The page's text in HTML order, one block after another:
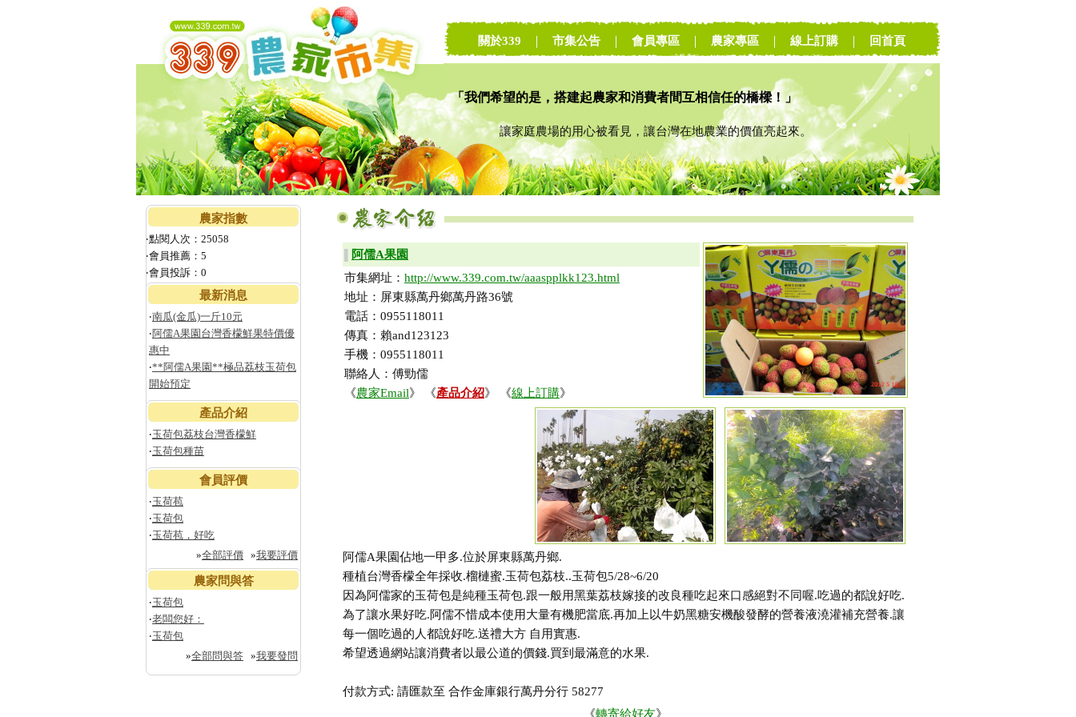
「我們希望的是，搭建起農家和消費者間互相信任的橋樑！」
讓家庭農場的用心被看見，讓台灣在地農業的價值亮起來。
關於339 市集公告 會員專區 農家專區 線上訂購 回首頁
農家指數
‧點閱人次：25058
‧會員推薦：5
‧會員投訴：0
最新消息
‧南瓜(金瓜)一斤10元
‧阿儒A果園台灣香檬鮮果特價優
惠中
‧**阿儒A果園**極品荔枝玉荷包
開始預定
產品介紹
‧玉荷包荔枝台灣香檬鮮
‧玉荷包種苗
會員評價
‧玉荷苞
‧玉荷包
‧玉荷苞，好吃
»全部評價 »我要評價
農家問與答
‧玉荷包
‧老闆您好：
‧玉荷包
»全部問與答 »我要發問
阿儒A果園
市集網址： http://www.339.com.tw/aaaspplkk123.html
地址：屏東縣萬丹鄉萬丹路36號
電話：0955118011
傳真：賴and123123
手機：0955118011
聯絡人：傅勁儒
《農家Email》 《產品介紹》 《線上訂購》
阿儒A果園佔地一甲多.位於屏東縣萬丹鄉.
種植台灣香檬全年採收.榴槤蜜.玉荷包荔枝..玉荷包5/28~6/20
因為阿儒家的玉荷包是純種玉荷包.跟一般用黑葉荔枝嫁接的改良種吃起來口感絕對不同喔.吃過的都說好吃.
為了讓水果好吃.阿儒不惜成本使用大量有機肥當底.再加上以牛奶黑糖安機酸發酵的營養液澆灌補充營養.讓
每一個吃過的人都說好吃.送禮大方 自用實惠.
希望透過網站讓消費者以最公道的價錢.買到最滿意的水果.
付款方式: 請匯款至 合作金庫銀行萬丹分行 58277
《轉寄給好友》